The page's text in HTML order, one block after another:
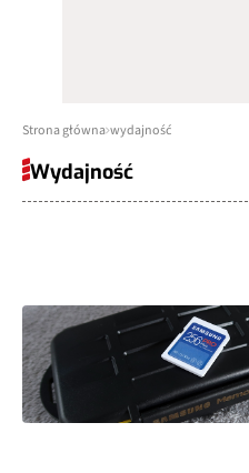
Strona główna wydajność
Wydajność